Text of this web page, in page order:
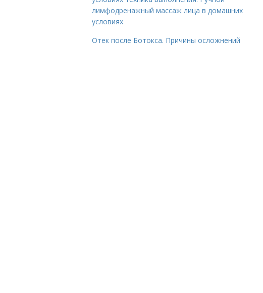
лимфодренажный массаж лица в домашних
условиях
Отек после Ботокса. Причины осложнений